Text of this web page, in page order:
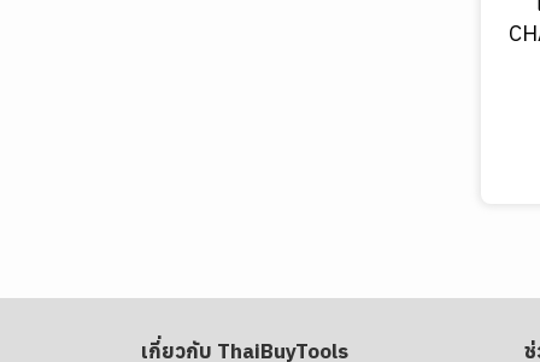
น้ำยาล้างมือ
น้ำยาล้างคราบน้ำมัน
แว่นตานิรภัย / งานเชื่อม
หน้ากากป้องกันเชื่อม / เจียร
ป้องกันเสียงและศีรษะ
หมวกนิรภัย
ป้องกันระบบทางเดินหายใจ
เกี่ยวกับ ThaiBuyTools